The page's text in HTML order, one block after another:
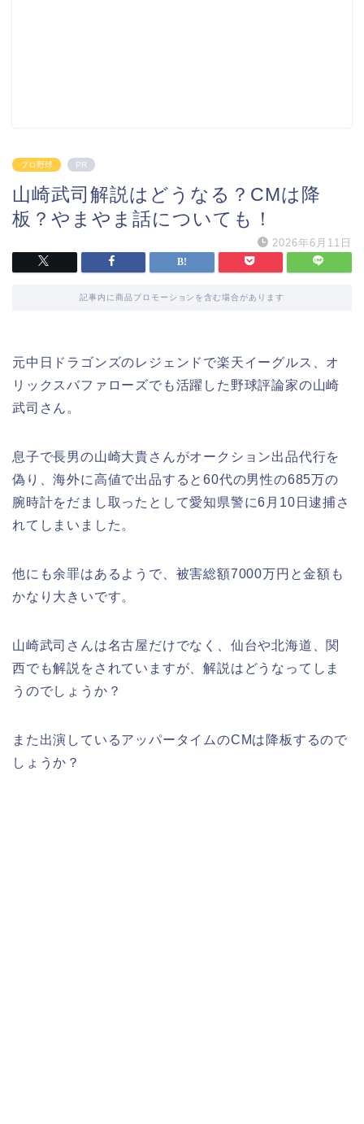
プロ野球 PR
山崎武司解説はどうなる？CMは降
板？やまやま話についても！
2026年6月11日
記事内に商品プロモーションを含む場合があります
元中日ドラゴンズのレジェンドで楽天イーグルス、オ
リックスバファローズでも活躍した野球評論家の山崎
武司さん。
息子で長男の山崎大貴さんがオークション出品代行を
偽り、海外に高値で出品すると60代の男性の685万の
腕時計をだまし取ったとして愛知県警に6月10日逮捕さ
れてしまいました。
他にも余罪はあるようで、被害総額7000万円と金額も
かなり大きいです。
山崎武司さんは名古屋だけでなく、仙台や北海道、関
西でも解説をされていますが、解説はどうなってしま
うのでしょうか？
また出演しているアッパータイムのCMは降板するので
しょうか？